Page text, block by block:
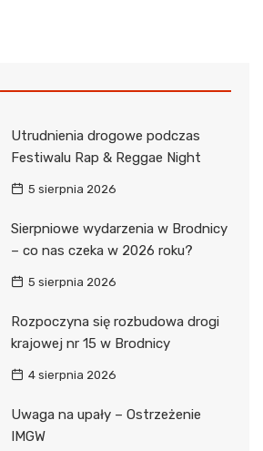
Utrudnienia drogowe podczas
Festiwalu Rap & Reggae Night
5 sierpnia 2026
Sierpniowe wydarzenia w Brodnicy
– co nas czeka w 2026 roku?
5 sierpnia 2026
Rozpoczyna się rozbudowa drogi
krajowej nr 15 w Brodnicy
4 sierpnia 2026
Uwaga na upały – Ostrzeżenie
IMGW